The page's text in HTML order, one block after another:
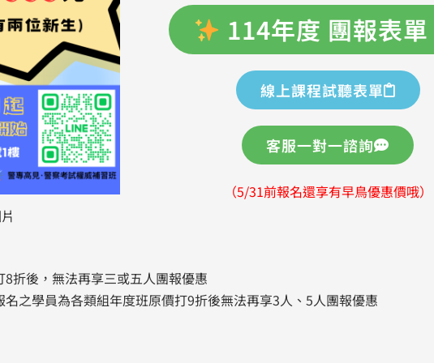
114年度 團報表
線上課程試聽表單
客服一對一諮詢
（5/31前報名還享有早鳥優惠價哦）
折後，無法再享三或五人團報優惠
之學員為各類組年度班原價打9折後無法再享3人、5人團報優惠